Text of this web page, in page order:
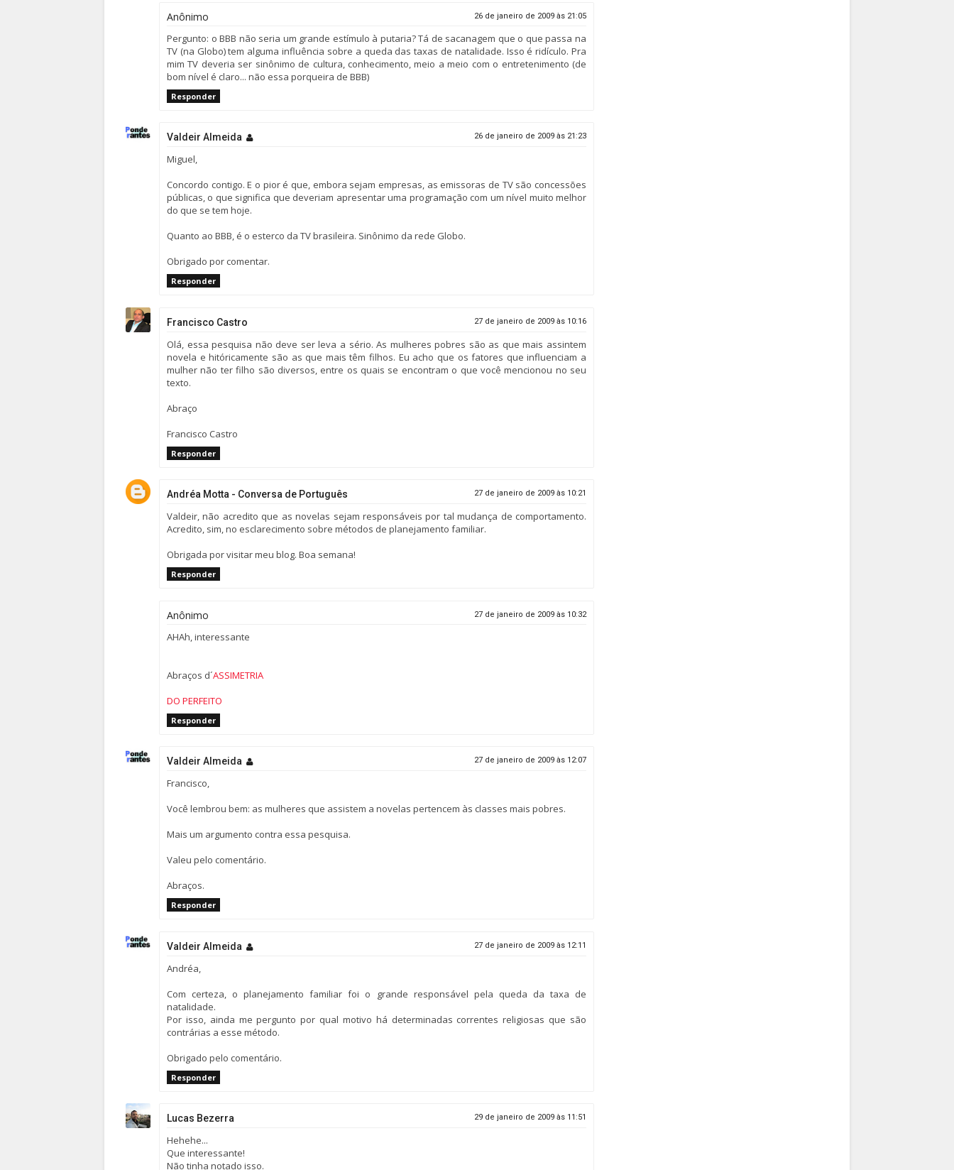
Anônimo 26 de janeiro de 2009 às 21:05
Pergunto: o BBB não seria um grande estímulo à putaria? Tá de sacanagem que o que passa na
TV (na Globo) tem alguma influência sobre a queda das taxas de natalidade. Isso é ridículo. Pra
mim TV deveria ser sinônimo de cultura, conhecimento, meio a meio com o entretenimento (de
bom nível é claro... não essa porqueira de BBB)
Responder
Valdeir Almeida 26 de janeiro de 2009 às 21:23
Miguel,
Concordo contigo. E o pior é que, embora sejam empresas, as emissoras de TV são concessões
públicas, o que significa que deveriam apresentar uma programação com um nível muito melhor
do que se tem hoje.
Quanto ao BBB, é o esterco da TV brasileira. Sinônimo da rede Globo.
Obrigado por comentar.
Responder
Francisco Castro 27 de janeiro de 2009 às 10:16
Olá, essa pesquisa não deve ser leva a sério. As mulheres pobres são as que mais assintem
novela e hitóricamente são as que mais têm filhos. Eu acho que os fatores que influenciam a
mulher não ter filho são diversos, entre os quais se encontram o que você mencionou no seu
texto.
Abraço
Francisco Castro
Responder
Andréa Motta - Conversa de Português 27 de janeiro de 2009 às 10:21
Valdeir, não acredito que as novelas sejam responsáveis por tal mudança de comportamento.
Acredito, sim, no esclarecimento sobre métodos de planejamento familiar.
Obrigada por visitar meu blog. Boa semana!
Responder
Anônimo 27 de janeiro de 2009 às 10:32
AHAh, interessante
Abraços d´ASSIMETRIA
DO PERFEITO
Responder
Valdeir Almeida 27 de janeiro de 2009 às 12:07
Francisco,
Você lembrou bem: as mulheres que assistem a novelas pertencem às classes mais pobres.
Mais um argumento contra essa pesquisa.
Valeu pelo comentário.
Abraços.
Responder
Valdeir Almeida 27 de janeiro de 2009 às 12:11
Andréa,
Com certeza, o planejamento familiar foi o grande responsável pela queda da taxa de
natalidade.
Por isso, ainda me pergunto por qual motivo há determinadas correntes religiosas que são
contrárias a esse método.
Obrigado pelo comentário.
Responder
Lucas Bezerra 29 de janeiro de 2009 às 11:51
Hehehe...
Que interessante!
Não tinha notado isso.